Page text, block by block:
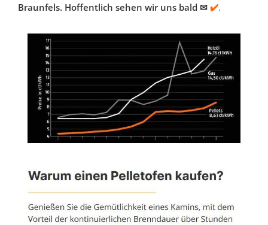
Braunfels. Hoffentlich sehen wir uns bald ✉ ✔️.